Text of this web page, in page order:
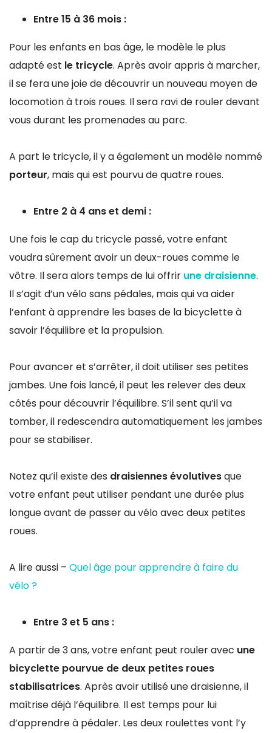
Entre 15 à 36 mois :
Pour les enfants en bas âge, le modèle le plus
adapté est le tricycle. Après avoir appris à marcher,
il se fera une joie de découvrir un nouveau moyen de
locomotion à trois roues. Il sera ravi de rouler devant
vous durant les promenades au parc.
A part le tricycle, il y a également un modèle nommé
porteur, mais qui est pourvu de quatre roues.
Entre 2 à 4 ans et demi :
Une fois le cap du tricycle passé, votre enfant
voudra sûrement avoir un deux-roues comme le
vôtre. Il sera alors temps de lui offrir une draisienne.
Il s’agit d’un vélo sans pédales, mais qui va aider
l’enfant à apprendre les bases de la bicyclette à
savoir l’équilibre et la propulsion.
Pour avancer et s’arrêter, il doit utiliser ses petites
jambes. Une fois lancé, il peut les relever des deux
côtés pour découvrir l’équilibre. S’il sent qu’il va
tomber, il redescendra automatiquement les jambes
pour se stabiliser.
Notez qu’il existe des draisiennes évolutivesque
votre enfant peut utiliser pendant une durée plus
longue avant de passer au vélo avec deux petites
roues.
A lire aussi – Quel âge pour apprendre à faire du
vélo ?
Entre 3 et 5 ans :
A partir de 3 ans, votre enfant peut rouler avec une
bicyclette pourvue de deux petites roues
stabilisatrices. Après avoir utilisé une draisienne, il
maîtrise déjà l’équilibre. Il est temps pour lui
d’apprendre à pédaler. Les deux roulettes vont l’y